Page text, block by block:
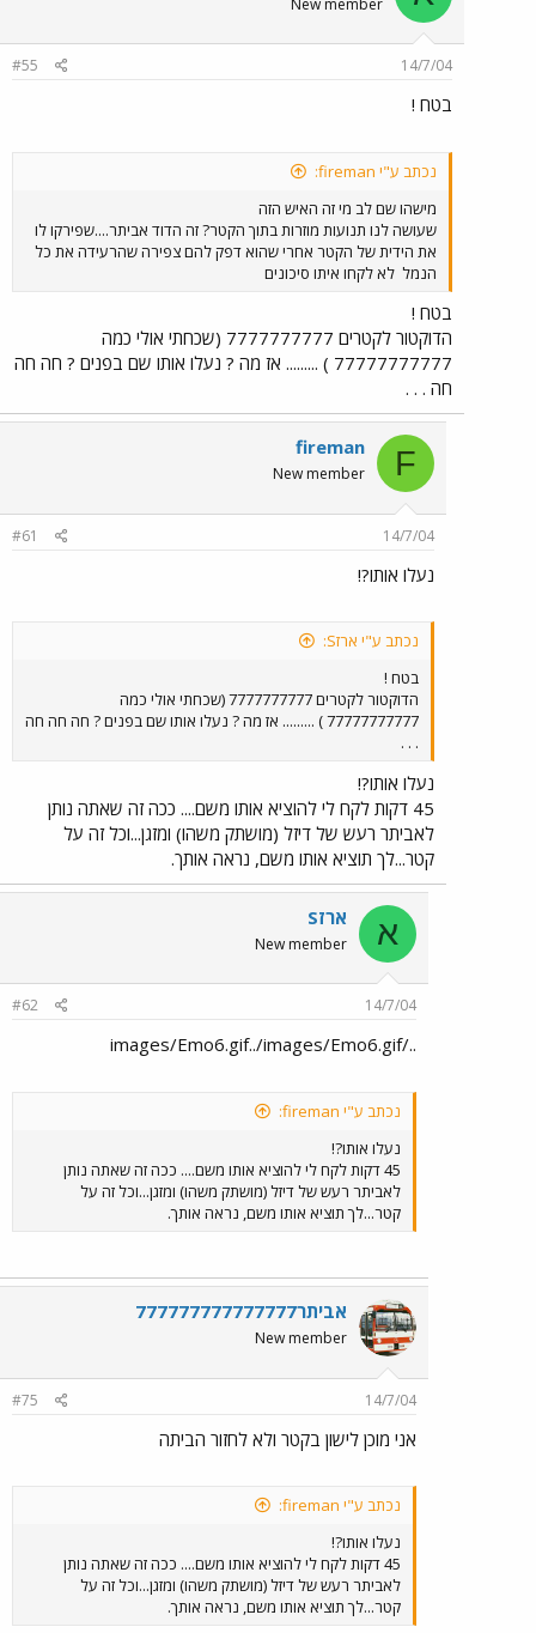
14/7/04
#55
בטח !
נכתב ע"י fireman:
מישהו שם לב מי זה האיש הזה
שעושה לנו תנועות מוזרות בתוך הקטר? זה הדוד אביתר....שפירקו לו
את הידית של הקטר אחרי שהוא דפק להם צפירה שהרעידה את כל
הנמל לא לקחו איתו סיכונים
בטח !
הדוקטור לקטרים 7777777777 (שכחתי אולי כמה
77777777777 ) ......... אז מה ? נעלו אותו שם בפנים ? חה חה
חה . . .
F
fireman
New member
14/7/04
#61
נעלו אותו?!
נכתב ע"י ארזS:
בטח !
הדוקטור לקטרים 7777777777 (שכחתי אולי כמה
77777777777 ) ......... אז מה ? נעלו אותו שם בפנים ? חה חה חה
. . .
נעלו אותו?!
45 דקות לקח לי להוציא אותו משם.... ככה זה שאתה נותן
לאביתר רעש של דיזל (מושתק משהו) ומזגן...וכל זה על
קטר...לך תוציא אותו משם, נראה אותך.
א ארזS
New member
14/7/04
#62
../images/Emo6.gif../images/Emo6.gif
נכתב ע"י fireman:
נעלו אותו?!
45 דקות לקח לי להוציא אותו משם.... ככה זה שאתה נותן
לאביתר רעש של דיזל (מושתק משהו) ומזגן...וכל זה על
קטר...לך תוציא אותו משם, נראה אותך.
אביתר777777777777777
New member
14/7/04
#75
אני מוכן לישון בקטר ולא לחזור הביתה
נכתב ע"י fireman:
נעלו אותו?!
45 דקות לקח לי להוציא אותו משם.... ככה זה שאתה נותן
לאביתר רעש של דיזל (מושתק משהו) ומזגן...וכל זה על
קטר...לך תוציא אותו משם, נראה אותך.